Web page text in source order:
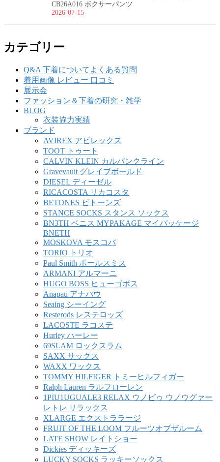
CB26A016 ボクサーパンツ
2026-07-15
カテゴリー
Q&A 下着についてよくある質問
着用画像 レビュー 口コミ
展示会
ファッション＆下着の研究・雑学
BLOG
衣装協力実績
ブランド
AVIREX アビレックス
TOOT トゥート
CALVIN KLEIN カルバンクライン
Gravevault グレイブボールド
DIESEL ディーゼル
RICACOSTA リカコスタ
BETONES ビトーンズ
STANCE SOCKS スタンス ソックス
BN3TH ベニス MYPAKAGE マイパッケージ
BNETH
MOSKOVA モスコバ
TORIO トリオ
Paul Smith ポールスミス
ARMANI アルマーニ
HUGO BOSS ヒューゴボス
Anapau アナパウ
Seaing シーイング
Resterods レステロッズ
LACOSTE ラコステ
Hurley ハーレー
69SLAM ロックスラム
SAXX サックス
WAXX ワックス
TOMMY HILFIGER トミーヒルフィガー
Ralph Lauren ラルフローレン
1PIU1UGUALE3 RELAX ウノピゥ ウノウグァー
レトレ リラックス
XLARGE エクストララージ
FRUIT OF THE LOOM フルーツオブザルーム
LATE SHOW レイトショー
Dickies ディッキーズ
LUCKY SOCKS ラッキーソックス